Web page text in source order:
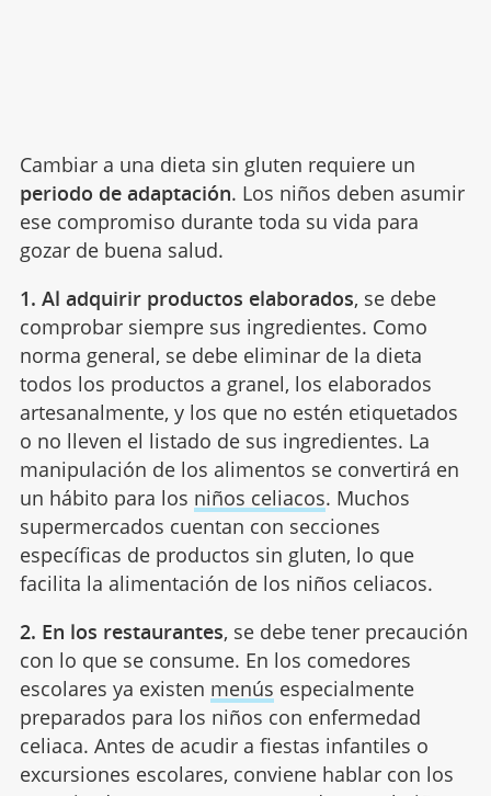
Cambiar a una dieta sin gluten requiere un
periodo de adaptación. Los niños deben asumir
ese compromiso durante toda su vida para
gozar de buena salud.
1. Al adquirir productos elaborados, se debe
comprobar siempre sus ingredientes. Como
norma general, se debe eliminar de la dieta
todos los productos a granel, los elaborados
artesanalmente, y los que no estén etiquetados
o no lleven el listado de sus ingredientes. La
manipulación de los alimentos se convertirá en
un hábito para los niños celiacos. Muchos
supermercados cuentan con secciones
específicas de productos sin gluten, lo que
facilita la alimentación de los niños celiacos.
2. En los restaurantes, se debe tener precaución
con lo que se consume. En los comedores
escolares ya existen menús especialmente
preparados para los niños con enfermedad
celiaca. Antes de acudir a fiestas infantiles o
excursiones escolares, conviene hablar con los